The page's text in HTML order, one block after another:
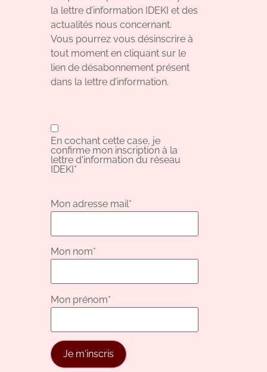
la lettre d’information IDEKI et des
actualités nous concernant.
Vous pourrez vous désinscrire à
tout moment en cliquant sur le
lien de désabonnement présent
dans la lettre d’information.
En cochant cette case, je
confirme mon inscription à la
lettre d'information du réseau
IDEKI*
Mon adresse mail*
Mon nom*
Mon prénom*